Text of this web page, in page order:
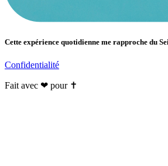
Cette expérience quotidienne me rapproche du
Confidentialité
Fait avec ❤ pour ✝️️